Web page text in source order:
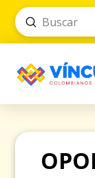
Search
Submit